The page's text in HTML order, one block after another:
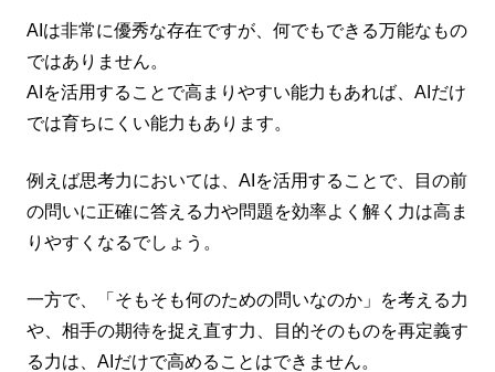
AIは非常に優秀な存在ですが、何でもできる万能なもの
ではありません。
AIを活用することで高まりやすい能力もあれば、AIだけ
では育ちにくい能力もあります。
例えば思考力においては、AIを活用することで、目の前
の問いに正確に答える力や問題を効率よく解く力は高ま
りやすくなるでしょう。
一方で、「そもそも何のための問いなのか」を考える力
や、相手の期待を捉え直す力、目的そのものを再定義す
る力は、AIだけで高めることはできません。